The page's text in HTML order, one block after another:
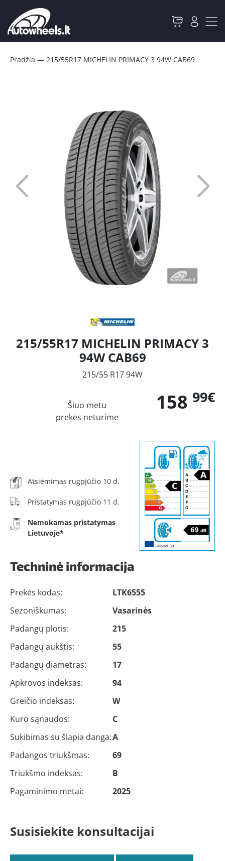
Pradžia — 215/55R17 MICHELIN PRIMACY 3 94W CAB69
215/55R17 MICHELIN PRIMACY 3
94W CAB69
215/55 R17 94W
158 99€
Šiuo metu
prekės neturime
Atsiėmimas rugpjūčio 10 d.
Pristatymas rugpjūčio 11 d.
Nemokamas pristatymas
Lietuvoje*
Techninė informacija
Prekės kodas:
LTK6555
Sezoniškumas:
Vasarinės
Padangų plotis:
215
Padangų aukštis:
55
Padangų diametras:
17
Apkrovos indeksas:
94
Greičio indeksas:
W
Kuro sąnaudos:
C
Sukibimas su šlapia danga:A
Padangos triukšmas:
69
Triukšmo indeksas:
B
Pagaminimo metai:
2025
Susisiekite konsultacijai